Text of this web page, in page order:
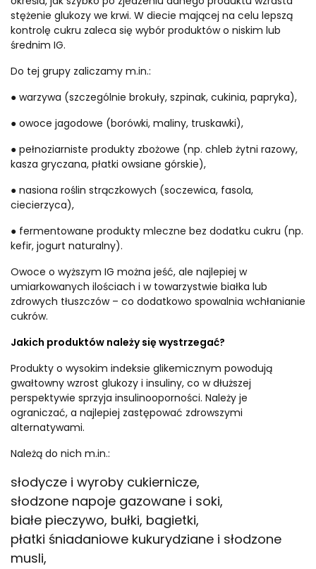
stężenie glukozy we krwi. W diecie mającej na celu lepszą
kontrolę cukru zaleca się wybór produktów o niskim lub
średnim IG.
Do tej grupy zaliczamy m.in.:
● warzywa (szczególnie brokuły, szpinak, cukinia, papryka),
● owoce jagodowe (borówki, maliny, truskawki),
● pełnoziarniste produkty zbożowe (np. chleb żytni razowy,
kasza gryczana, płatki owsiane górskie),
● nasiona roślin strączkowych (soczewica, fasola,
ciecierzyca),
● fermentowane produkty mleczne bez dodatku cukru (np.
kefir, jogurt naturalny).
Owoce o wyższym IG można jeść, ale najlepiej w
umiarkowanych ilościach i w towarzystwie białka lub
zdrowych tłuszczów – co dodatkowo spowalnia wchłanianie
cukrów.
Jakich produktów należy się wystrzegać?
Produkty o wysokim indeksie glikemicznym powodują
gwałtowny wzrost glukozy i insuliny, co w dłuższej
perspektywie sprzyja insulinooporności. Należy je
ograniczać, a najlepiej zastępować zdrowszymi
alternatywami.
Należą do nich m.in.:
słodycze i wyroby cukiernicze,
słodzone napoje gazowane i soki,
białe pieczywo, bułki, bagietki,
płatki śniadaniowe kukurydziane i słodzone
musli,